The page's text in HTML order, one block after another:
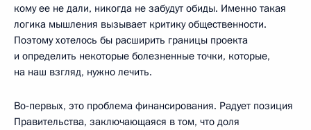
кому ее не дали, никогда не забудут обиды. Именно такая
логика мышления вызывает критику общественности.
Поэтому хотелось бы расширить границы проекта
и определить некоторые болезненные точки, которые,
на наш взгляд, нужно лечить.
Во‑первых, это проблема финансирования. Радует позиция
Правительства, заключающаяся в том, что доля